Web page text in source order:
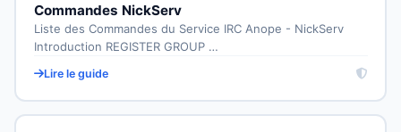
Commandes NickServ
Liste des Commandes du Service IRC Anope - NickServ
Introduction REGISTER GROUP …
Lire le guide